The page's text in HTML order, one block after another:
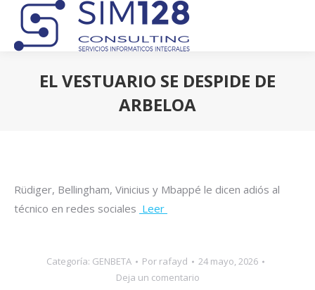
EL VESTUARIO SE DESPIDE DE
ARBELOA
Rüdiger, Bellingham, Vinicius y Mbappé le dicen adiós al
técnico en redes sociales Leer
Categoría: GENBETA Por rafayd
24 mayo, 2026
Deja un comentario